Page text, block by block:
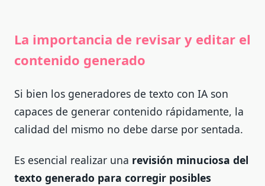
La importancia de revisar y editar el
contenido generado
Si bien los generadores de texto con IA son
capaces de generar contenido rápidamente, la
calidad del mismo no debe darse por sentada.
Es esencial realizar una revisión minuciosa del
texto generado para corregir posibles